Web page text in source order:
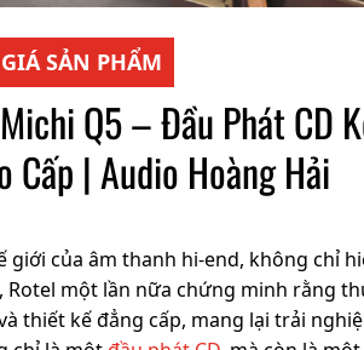
SẢN PHẨM
Q5 – Đầu Phát CD
Cấp | Audio Hoàng Hải
giới của âm thanh hi-end, không chỉ
Rotel một lần nữa chứng minh rằng
thiết kế đẳng cấp, mang lại trải